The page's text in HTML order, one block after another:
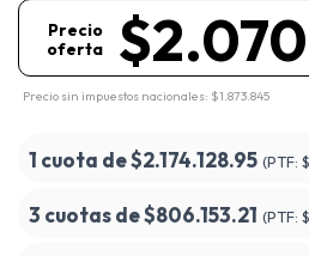
Precio
oferta
Precio sin impuestos nacionales: $1.873.845
1 cuota de$2.174.128.95 (PTF:
3 cuotas de$806.153.21 (PTF: